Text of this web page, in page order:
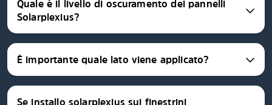
Quale è il livello di oscuramento dei pannelli
Solarplexius?
È importante quale lato viene applicato?
Se installo solarplexius sui finestrini